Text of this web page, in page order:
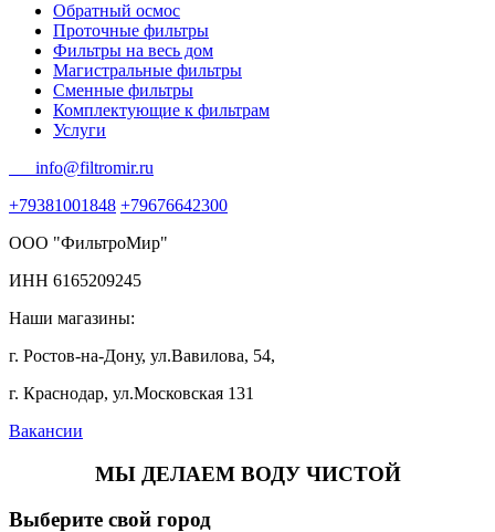
Обратный осмос
Проточные фильтры
Фильтры на весь дом
Магистральные фильтры
Сменные фильтры
Комплектующие к фильтрам
Услуги
info@filtromir.ru
+79381001848 +79676642300
ООО "ФильтроМир"
ИНН 6165209245
Наши магазины:
г. Ростов-на-Дону, ул.Вавилова, 54,
г. Краснодар, ул.Московская 131
Вакансии
МЫ ДЕЛАЕМ ВОДУ ЧИСТОЙ
Выберите свой город